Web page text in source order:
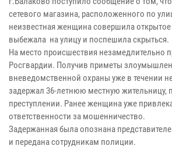
сетевого магазина, расположенного по
неизвестная женщина совершила
выбежала на улицу и поспешила скрыться.
На место происшествия незамедлительно
Росгвардии. Получив приметы
вневедомственной охраны уже в течении
задержал 36-летнюю местную жительницу,
преступлении. Ранее женщина уже
ответственности за мошенничество.
Задержанная была опознана
и передана сотрудникам полиции.